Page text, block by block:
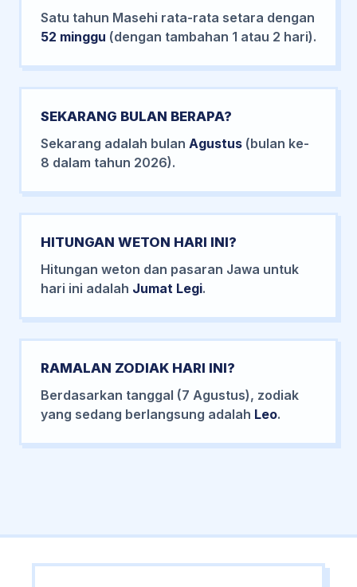
Satu tahun Masehi rata-rata setara dengan
52 minggu (dengan tambahan 1 atau 2 hari).
SEKARANG BULAN BERAPA?
Sekarang adalah bulan Agustus (bulan ke-
8 dalam tahun 2026).
HITUNGAN WETON HARI INI?
Hitungan weton dan pasaran Jawa untuk
hari ini adalah Jumat Legi.
RAMALAN ZODIAK HARI INI?
Berdasarkan tanggal (7 Agustus), zodiak
yang sedang berlangsung adalah Leo.